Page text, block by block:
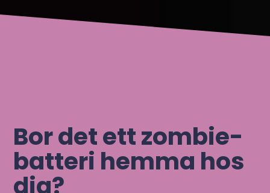
Bor det ett zombi­e­­­­­­­­
batteri hemma hos
dig?